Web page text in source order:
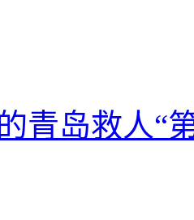
青岛救人“